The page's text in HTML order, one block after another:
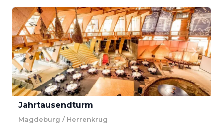
Jahrtausendturm
Magdeburg / Herrenkrug